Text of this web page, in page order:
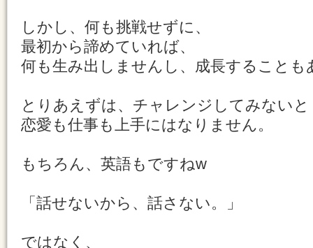
しかし、何も挑戦せずに、
最初から諦めていれば、
何も生み出しませんし、成長することも
とりあえずは、チャレンジしてみないと
恋愛も仕事も上手にはなりません。
もちろん、英語もですねw
「話せないから、話さない。」
ではなく、